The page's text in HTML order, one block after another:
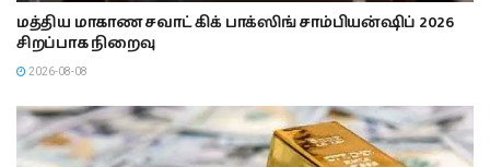
மத்திய மாகாண சவாட் கிக் பாக்ஸிங் சாம்பியன்ஷிப் 2026
சிறப்பாக நிறைவு
2026-08-08